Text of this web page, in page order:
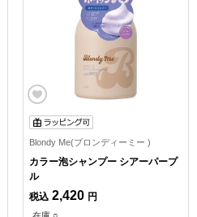
Blondy Me(ブロンディーミー )
カラー泡シャンプー シアーパープ
ル
税込 2,420 円